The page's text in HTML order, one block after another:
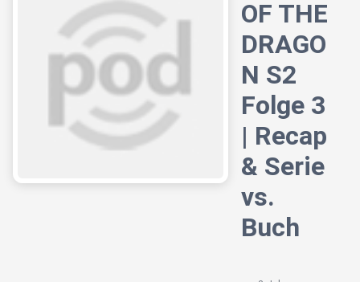
OF THE
DRAGO
N S2
Folge 3
| Recap
& Serie
vs.
Buch